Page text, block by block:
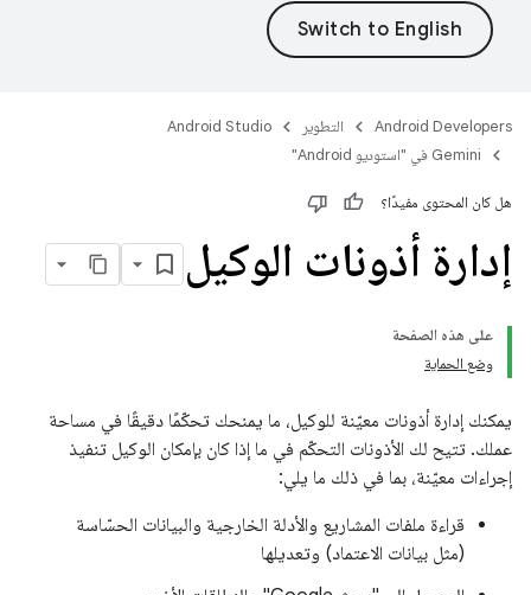
Android Developers التطوير
Android Studio
‫Gemini في "استوديو Android"
هل كان المحتوى مفيدًا؟
إدارة أذونات الوكيل
على هذه الصفحة
وضع الحماية
يمكنك إدارة أذونات معيّنة للوكيل، ما يمنحك تحكّمًا دقيقًا في مساحة
عملك. تتيح لك الأذونات التحكّم في ما إذا كان بإمكان الوكيل تنفيذ
إجراءات معيّنة، بما في ذلك ما يلي:
قراءة ملفات المشاريع والأدلة الخارجية والبيانات الحسّاسة
(مثل بيانات الاعتماد) وتعديلها